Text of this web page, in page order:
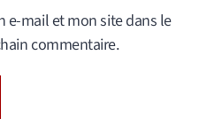
e-mail et mon site dans le
commentaire.